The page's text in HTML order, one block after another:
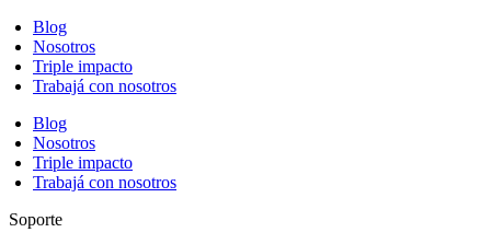
Blog
Nosotros
Triple impacto
Trabajá con nosotros
Blog
Nosotros
Triple impacto
Trabajá con nosotros
Soporte